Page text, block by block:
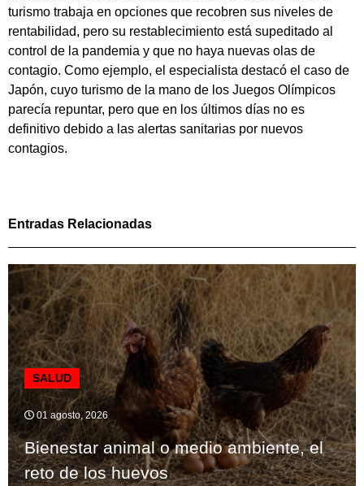
turismo trabaja en opciones que recobren sus niveles de
rentabilidad, pero su restablecimiento está supeditado al
control de la pandemia y que no haya nuevas olas de
contagio. Como ejemplo, el especialista destacó el caso de
Japón, cuyo turismo de la mano de los Juegos Olímpicos
parecía repuntar, pero que en los últimos días no es
definitivo debido a las alertas sanitarias por nuevos
contagios.
Entradas Relacionadas
SALUD
01 agosto, 2026
Bienestar animal o medio ambiente, el
reto de los huevos